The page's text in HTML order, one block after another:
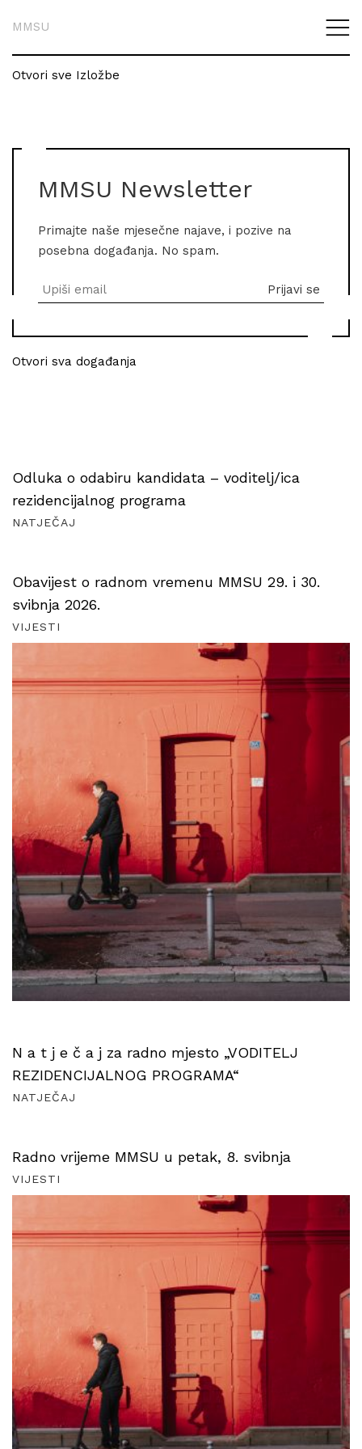
MMSU
Otvori sve Izložbe
MMSU Newsletter
Primajte naše mjesečne najave, i pozive na
posebna događanja. No spam.
Otvori sva događanja
Odluka o odabiru kandidata – voditelj/ica
rezidencijalnog programa
NATJEČAJ
Obavijest o radnom vremenu MMSU 29. i 30.
svibnja 2026.
VIJESTI
N a t j e č a j za radno mjesto „VODITELJ
REZIDENCIJALNOG PROGRAMA“
NATJEČAJ
Radno vrijeme MMSU u petak, 8. svibnja
VIJESTI